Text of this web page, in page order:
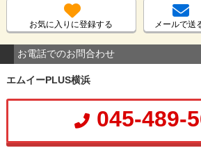
お気に入りに登録する メールで送
お電話でのお問合わせ
エムイーPLUS横浜
045-489-